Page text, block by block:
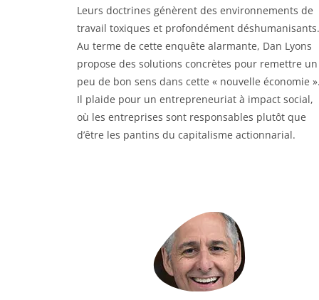
Leurs doctrines génèrent des environnements de
travail toxiques et profondément déshumanisants.
Au terme de cette enquête alarmante, Dan Lyons
propose des solutions concrètes pour remettre un
peu de bon sens dans cette « nouvelle économie
Il plaide pour un entrepreneuriat à impact social,
où les entreprises sont responsables plutôt que
d’être les pantins du capitalisme actionnarial.